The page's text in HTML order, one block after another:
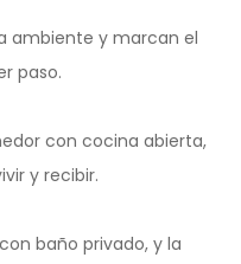
ambiente y marcan el
paso.
con cocina abierta,
y recibir.
baño privado, y la